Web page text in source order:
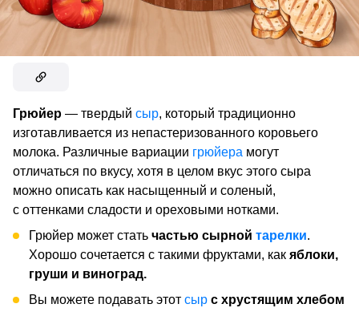
Грюйер — твердый сыр, который традиционно
изготавливается из непастеризованного коровьего
молока. Различные вариации грюйера могут
отличаться по вкусу, хотя в целом вкус этого сыра
можно описать как насыщенный и соленый,
с оттенками сладости и ореховыми нотками.
Грюйер может стать частью сырной тарелки.
Хорошо сочетается с такими фруктами, как яблоки,
груши и виноград.
Вы можете подавать этот сыр с хрустящим хлебом